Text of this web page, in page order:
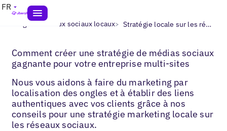
FR
Blogs> Réseaux sociaux locaux> Stratégie locale sur les réseaux sociaux
Comment créer une stratégie de médias sociaux
gagnante pour votre entreprise multi-sites
Nous vous aidons à faire du marketing par
localisation des ongles et à établir des liens
authentiques avec vos clients grâce à nos
conseils pour une stratégie marketing locale sur
les réseaux sociaux.